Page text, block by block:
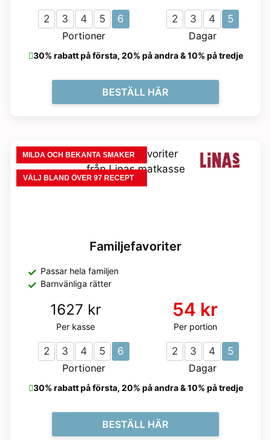
2 3 4 5
6
Portioner
2 3 4
5
Dagar
30% rabatt på första, 20% på andra & 10% på tredje
BESTÄLL HÄR
MILDA OCH BEKANTA SMAKER
VÄLJ BLAND ÖVER 97 RECEPT
Familjefavoriter
Passar hela familjen
Barnvänliga rätter
1627 kr
Per kasse
54 kr
Per portion
2 3 4 5
6
Portioner
2 3 4
5
Dagar
30% rabatt på första, 20% på andra & 10% på tredje
BESTÄLL HÄR
Marknadsföring
Genom att dela
med dig av dina
intressen och
du surfar ökar du
personligt